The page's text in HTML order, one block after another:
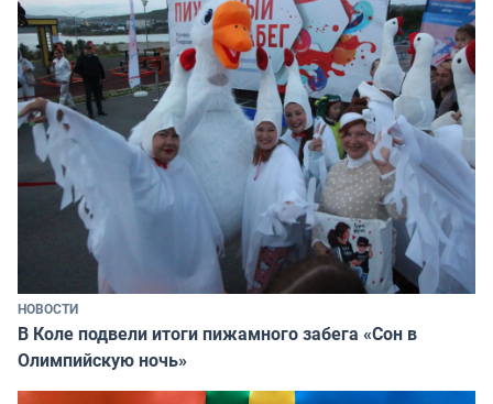
НОВОСТИ
В Коле подвели итоги пижамного забега «Сон в
Олимпийскую ночь»